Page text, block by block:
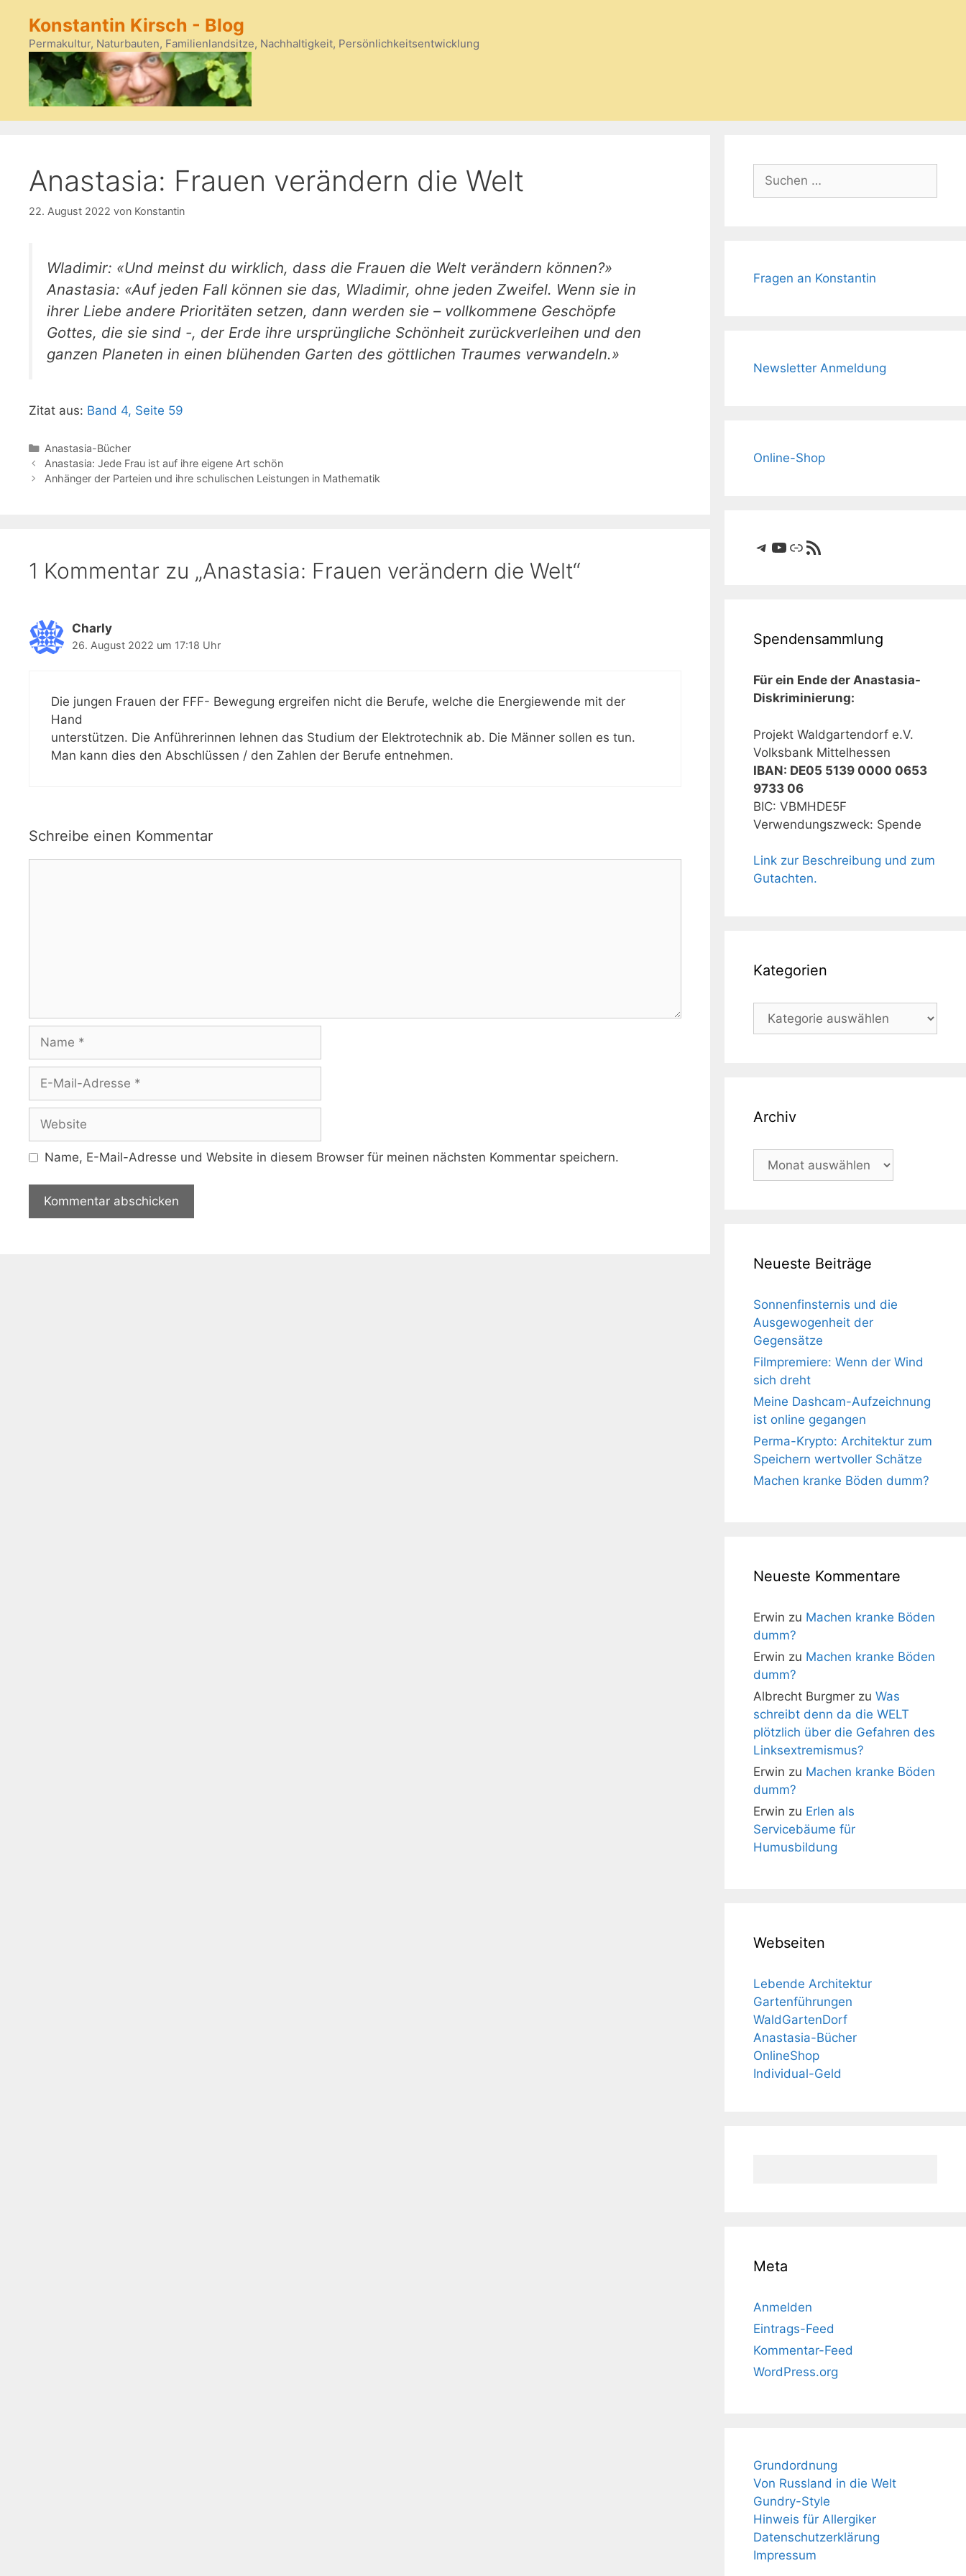
springen
Konstantin Kirsch - Blog
Permakultur, Naturbauten, Familienlandsitze, Nachhaltigkeit, Persönlichkeitsentwicklung
Anastasia: Frauen verändern die Welt
22. August 2022 von Konstantin
Wladimir: «Und meinst du wirklich, dass die Frauen die Welt verändern können?»
Anastasia: «Auf jeden Fall können sie das, Wladimir, ohne jeden Zweifel. Wenn sie in
ihrer Liebe andere Prioritäten setzen, dann werden sie – vollkommene Geschöpfe
Gottes, die sie sind -, der Erde ihre ursprüngliche Schönheit zurückverleihen und den
ganzen Planeten in einen blühenden Garten des göttlichen Traumes verwandeln.»
Zitat aus: Band 4, Seite 59
Kategorien
Anastasia-Bücher
Anastasia: Jede Frau ist auf ihre eigene Art schön
Anhänger der Parteien und ihre schulischen Leistungen in Mathematik
1 Kommentar zu „Anastasia: Frauen verändern die Welt“
Charly
26. August 2022 um 17:18 Uhr
Die jungen Frauen der FFF- Bewegung ergreifen nicht die Berufe, welche die Energiewende mit der
Hand
unterstützen. Die Anführerinnen lehnen das Studium der Elektrotechnik ab. Die Männer sollen es tun.
Man kann dies den Abschlüssen / den Zahlen der Berufe entnehmen.
Schreibe einen Kommentar
Mail-
Adresse
Name, E-Mail-Adresse und Website in diesem Browser für meinen nächsten Kommentar speichern.
Suchen
nach:
Fragen an Konstantin
Newsletter Anmeldung
Online-Shop
Telegram
YouTube
LinkRSS-Feed
Spendensammlung
Für ein Ende der Anastasia-
Diskriminierung:
Projekt Waldgartendorf e.V.
Volksbank Mittelhessen
IBAN: DE05 5139 0000 0653
9733 06
BIC: VBMHDE5F
Verwendungszweck: Spende
Link zur Beschreibung und zum
Gutachten.
Kategorien
Kategorien
Archiv
Archiv
Neueste Beiträge
Sonnenfinsternis und die
Ausgewogenheit der
Gegensätze
Filmpremiere: Wenn der Wind
sich dreht
Meine Dashcam-Aufzeichnung
ist online gegangen
Perma-Krypto: Architektur zum
Speichern wertvoller Schätze
Machen kranke Böden dumm?
Neueste Kommentare
Erwin zu Machen kranke Böden
dumm?
Erwin zu Machen kranke Böden
dumm?
Albrecht Burgmer zu Was
schreibt denn da die WELT
plötzlich über die Gefahren des
Linksextremismus?
Erwin zu Machen kranke Böden
dumm?
Erwin zu Erlen als
Servicebäume für
Humusbildung
Webseiten
Lebende Architektur
Gartenführungen
WaldGartenDorf
Anastasia-Bücher
OnlineShop
Individual-Geld
Meta
Anmelden
Eintrags-Feed
Kommentar-Feed
WordPress.org
Grundordnung
Von Russland in die Welt
Gundry-Style
Hinweis für Allergiker
Datenschutzerklärung
Impressum